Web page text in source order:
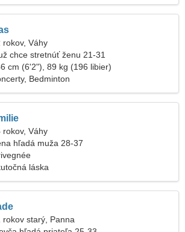
rokov, Váhy
chce stretnúť ženu 21-31
cm (6'2"), 89 kg (196 libier)
Bedminton
rokov, Váhy
hľadá muža 28-37
láska
rokov starý, Panna